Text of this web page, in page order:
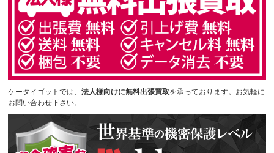
ケータイゴットでは、法人様向けに無料出張買取を承っております。お気軽に
お問い合わせ下さい。